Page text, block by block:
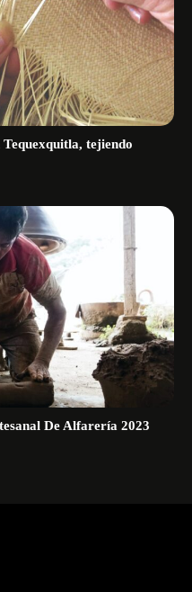
tejiendo
De Alfarería 2023